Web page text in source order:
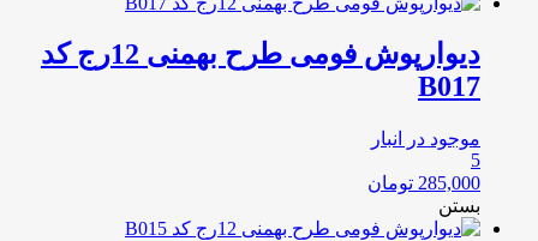
دیوارپوش فومی طرح بهمنی 12رج کد
B017
موجود در انبار
5
285,000 تومان
بستن